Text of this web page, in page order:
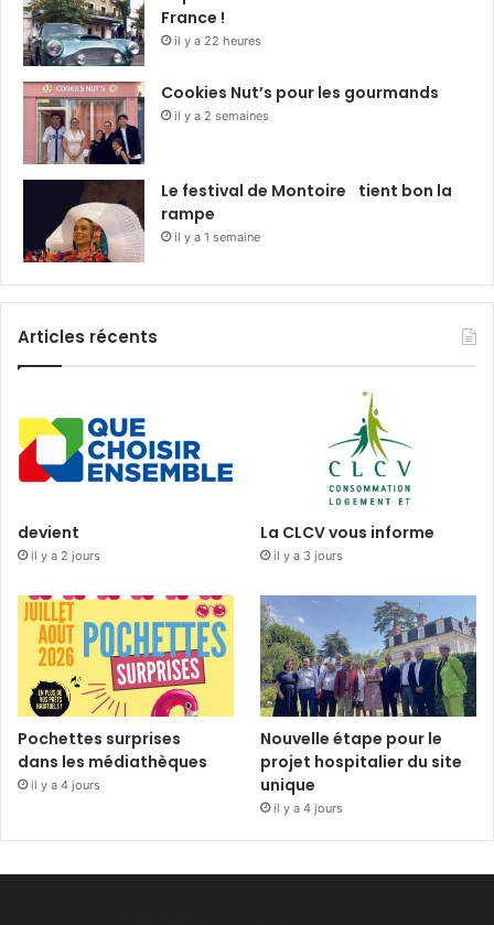
France !
il y a 22 heures
Cookies Nut’s pour les gourmands
il y a 2 semaines
Le festival de Montoire tient bon la
rampe
il y a 1 semaine
Articles récents
devient
il y a 2 jours
La CLCV vous informe
il y a 3 jours
Pochettes surprises
dans les médiathèques
il y a 4 jours
Nouvelle étape pour le
projet hospitalier du site
unique
il y a 4 jours